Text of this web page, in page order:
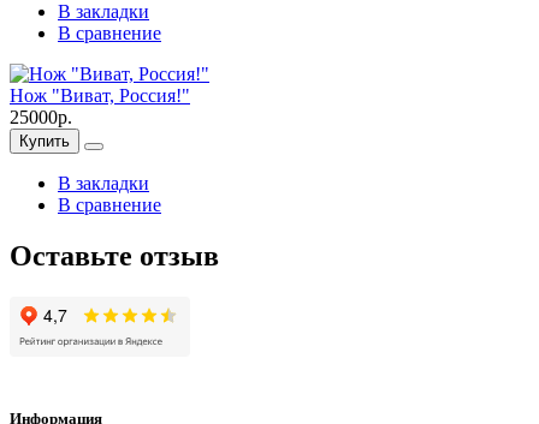
В закладки
В сравнение
Нож "Виват, Россия!"
25000р.
Купить
В закладки
В сравнение
Оставьте отзыв
Информация